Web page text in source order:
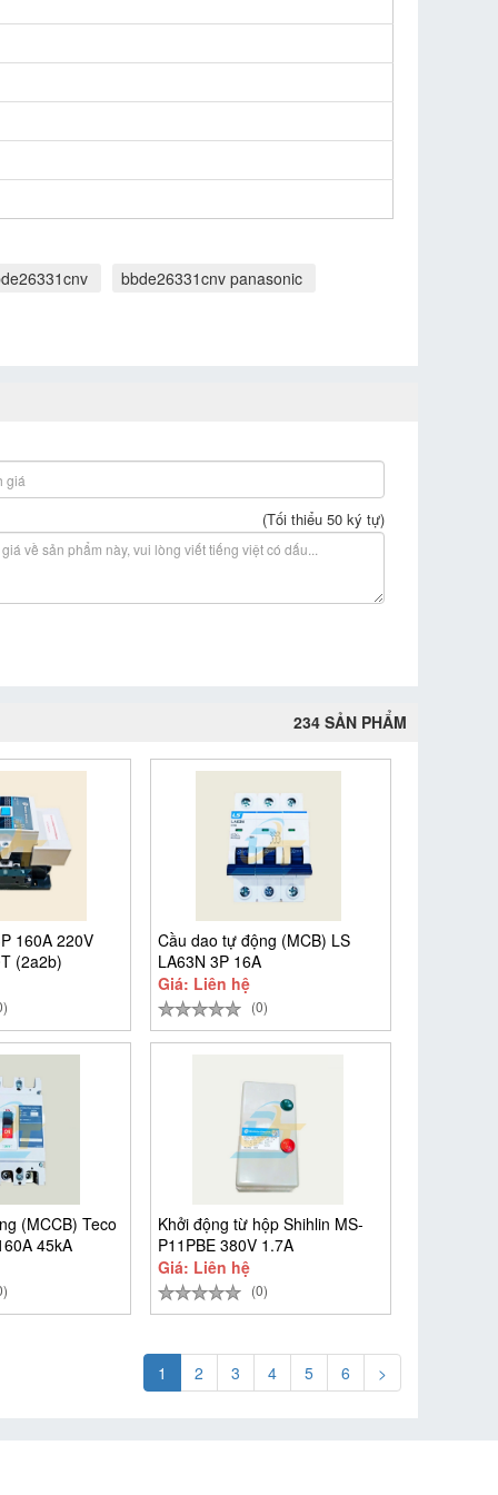
bbde26331cnv panasonic
(Tối thiểu 50 ký tự)
234 SẢN PHẨM
160A 220V
(2a2b)
Cầu dao tự động (MCB) LS
LA63N 3P 16A
Giá: Liên hệ
(0)
(MCCB) Teco
45kA
Khởi động từ hộp Shihlin MS-
P11PBE 380V 1.7A
Giá: Liên hệ
(0)
1 2 3 4 5 6 >